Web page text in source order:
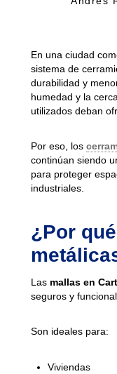
En una ciudad
sistema de
durabilidad y
humedad y la
utilizados deban
Por eso, los
continúan siendo
para proteger
industriales.
¿Por
Las mallas en
seguros y
Son ideales para:
Viviendas